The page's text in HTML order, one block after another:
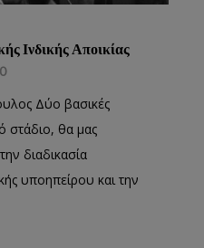
Ινδικής Αποικίας
Δύο βασικές
στάδιο, θα μας
διαδικασία
υποηπείρου και την